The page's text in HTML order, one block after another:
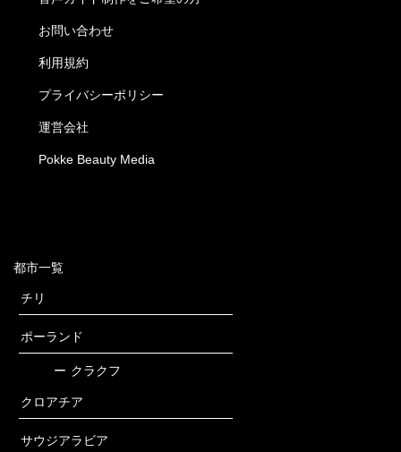
お問い合わせ
利用規約
プライバシーポリシー
運営会社
Pokke Beauty Media
都市一覧
チリ
ポーランド
ー クラクフ
クロアチア
サウジアラビア